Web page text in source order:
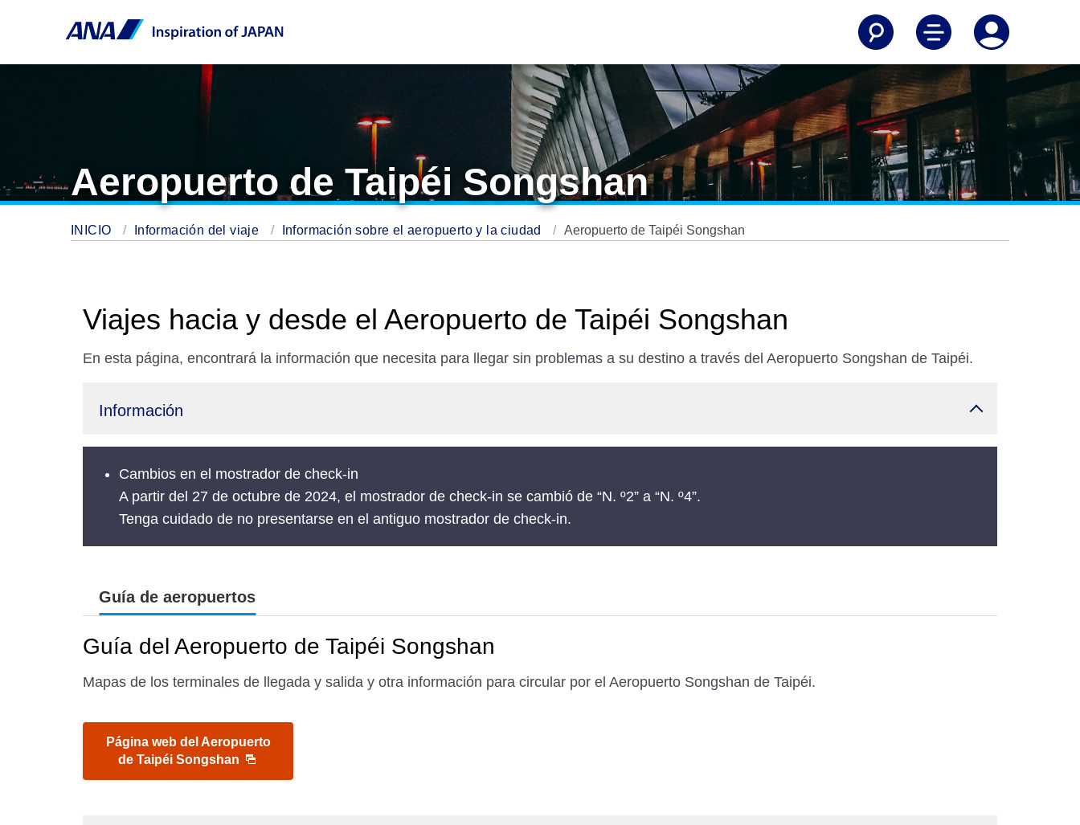
Aeropuerto de Taipéi Songshan
INICIO Información del viaje Información sobre el aeropuerto y la ciudad Aeropuerto de Taipéi Songshan
Viajes hacia y desde el Aeropuerto de Taipéi Songshan
En esta página, encontrará la información que necesita para llegar sin problemas a su destino a través del Aeropuerto Songshan de Taipéi.
Información
Cambios en el mostrador de check-in
A partir del 27 de octubre de 2024, el mostrador de check-in se cambió de “N. º2” a “N. º4”.
Tenga cuidado de no presentarse en el antiguo mostrador de check-in.
Guía de aeropuertos
Guía del Aeropuerto de Taipéi Songshan
Mapas de los terminales de llegada y salida y otra información para circular por el Aeropuerto Songshan de Taipéi.
Página web del Aeropuerto
de Taipéi Songshan